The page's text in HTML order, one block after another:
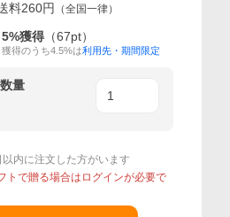
料260円 （全国一律）
5%獲得 （67pt）
獲得のうち4.5%は利用先・期間限定
数量
以内に注文した方がいます
トで贈る場合はログインが必要で